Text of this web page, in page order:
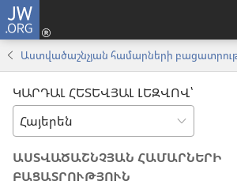
JW.ORG
ԿԱՐԴԱԼ ՀԵՏԵՎՅԱԼ ԼԵԶՎՈՎ՝
ԱՍՏՎԱԾԱՇՆՉՅԱՆ ՀԱՄԱՐՆԵՐԻ
ԲԱՑԱՏՐՈՒԹՅՈՒՆ